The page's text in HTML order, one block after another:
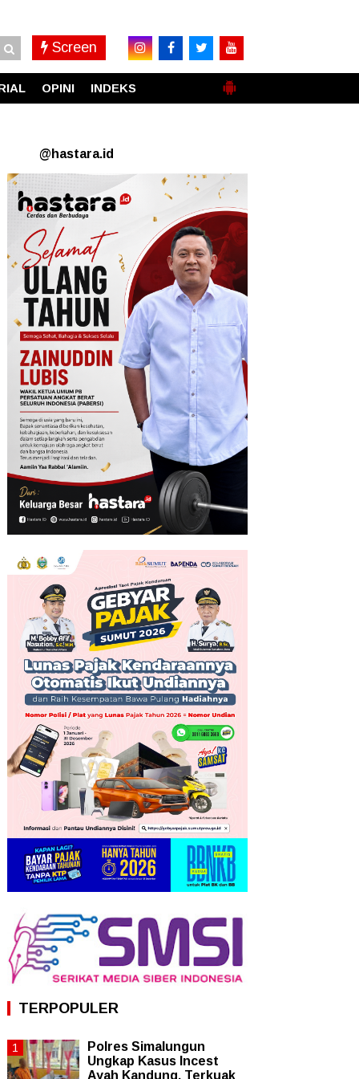
Screen
OPINI INDEKS
@hastara.id
TERPOPULER
Polres Simalungun
Ungkap Kasus Incest
Ayah Kandung, Terkuak